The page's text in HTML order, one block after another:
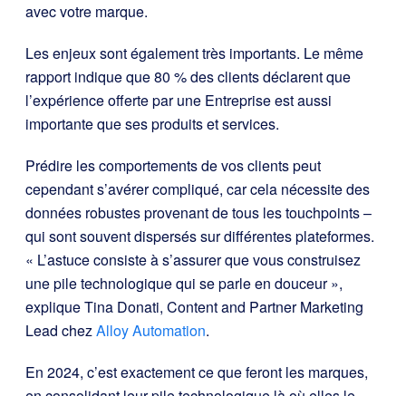
avec votre marque.
Les enjeux sont également très importants. Le même
rapport indique que 80 % des clients déclarent que
l’expérience offerte par une Entreprise est aussi
importante que ses produits et services.
Prédire les comportements de vos clients peut
cependant s’avérer compliqué, car cela nécessite des
données robustes provenant de tous les touchpoints –
qui sont souvent dispersés sur différentes plateformes.
« L’astuce consiste à s’assurer que vous construisez
une pile technologique qui se parle en douceur »,
explique Tina Donati, Content and Partner Marketing
Lead chezAlloy Automation.
En 2024, c’est exactement ce que feront les marques,